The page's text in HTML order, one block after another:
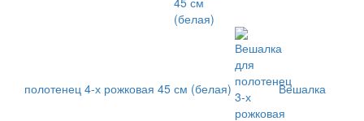
полотенец 4-х рожковая 45 см (белая) Вешалка